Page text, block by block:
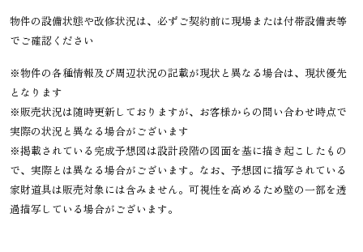
物件の設備状態や改修状況は、必ずご契約前に現場または付帯設備表等
でご確認ください
※物件の各種情報及び周辺状況の記載が現状と異なる場合は、現状優先
となります
※販売状況は随時更新しておりますが、お客様からの問い合わせ時点で
実際の状況と異なる場合がございます
※掲載されている完成予想図は設計段階の図面を基に描き起こしたもの
で、実際とは異なる場合がございます。なお、予想図に描写されている
家財道具は販売対象には含みません。可視性を高めるため壁の一部を透
過描写している場合がございます。